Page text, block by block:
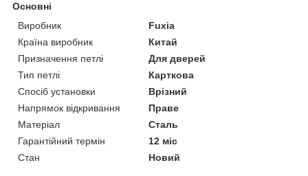
Основні
Виробник
Fuxia
Країна виробник
Китай
Призначення петлі
Для дверей
Тип петлі
Карткова
Спосіб установки
Врізний
Напрямок відкривання
Праве
Матеріал
Сталь
Гарантійний термін
12 міс
Стан
Новий